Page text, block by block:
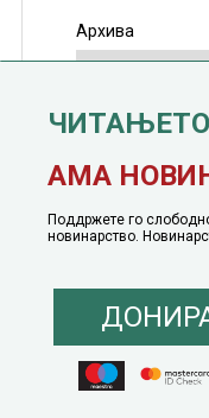
Архива
јануари, 1991
Понуда за
Политика на инклузија |
АМА
Поддржете го
новинарство.